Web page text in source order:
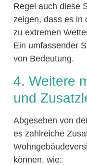
Regel auch diese
zeigen, dass es in
zu extremen
Ein umfassender
von Bedeutung.
4. Weitere
und
Abgesehen von
es zahlreiche
können, wie: